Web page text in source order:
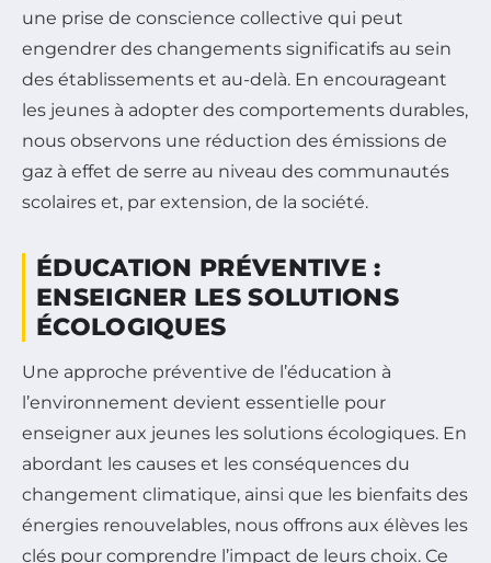
une prise de conscience collective qui peut
engendrer des changements significatifs au sein
des établissements et au-delà. En encourageant
les jeunes à adopter des comportements durables,
nous observons une réduction des émissions de
gaz à effet de serre au niveau des communautés
scolaires et, par extension, de la société.
ÉDUCATION PRÉVENTIVE :
ENSEIGNER LES SOLUTIONS
ÉCOLOGIQUES
Une approche préventive de l’éducation à
l’environnement devient essentielle pour
enseigner aux jeunes les solutions écologiques. En
abordant les causes et les conséquences du
changement climatique, ainsi que les bienfaits des
énergies renouvelables, nous offrons aux élèves les
clés pour comprendre l’impact de leurs choix. Ce